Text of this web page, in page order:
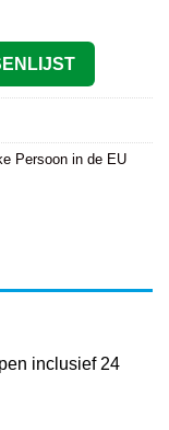
Persoon in de EU
inclusief 24